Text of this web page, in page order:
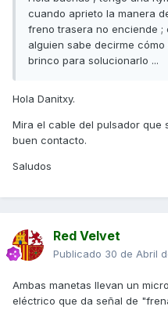
cuando aprieto la manera
freno trasera no enciende ;
alguien sabe decirme
brinco para solucionarlo ...
Hola Danitxy.
Mira el cable del pulsador que
buen contacto.
Saludos
Red Velvet
Publicado 30 de Abril
Ambas manetas llevan un
eléctrico que da señal de